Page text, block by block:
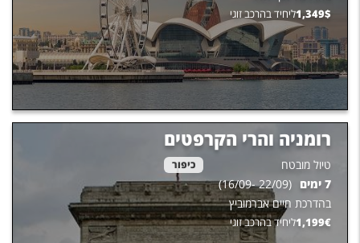
1,349$ ליחיד בהרכב זוגי
רומניה והרי הקרפטים
טיול מובטח כיפור
7 ימים (
22/09
-
16/09
)
בהדרכת חיים אברמוביץ
1,199€ ליחיד בהרכב זוגי